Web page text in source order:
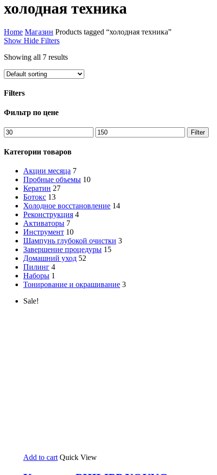
Cart
холодная техника
Home Магазин Products tagged “холодная техника”
Show Hide Filters
Showing all 7 results
Filters
Close
Фильтр по цене
Min
price
Max
price
Filter
Категории товаров
Акции месяца 7
Пробные объемы 10
Кератин 27
Ботокс 13
Холодное восстановление 14
Реконструкция 4
Активаторы 7
Инструмент 10
Шампунь глубокой очистки 3
Завершение процедуры 15
Домашний уход 52
Пилинг 4
Наборы 1
Тонирование и окрашивание 3
Sale!
Add to cart Quick View